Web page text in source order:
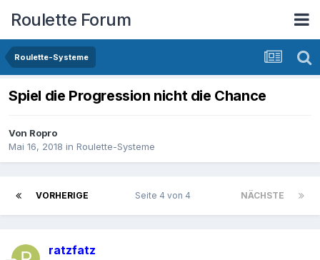
Roulette Forum
Roulette-Systeme
Spiel die Progression nicht die Chance
Von Ropro
Mai 16, 2018 in Roulette-Systeme
VORHERIGE NÄCHSTE
Seite 4 von 4
ratzfatz